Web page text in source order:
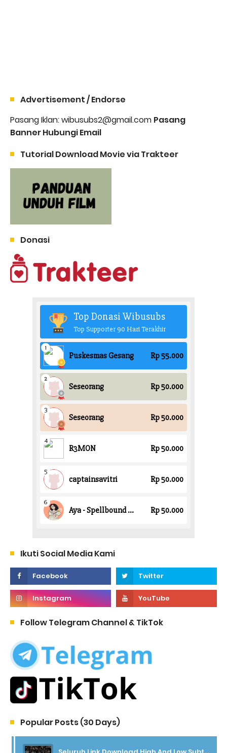
Advertisement / Endorse
Pasang Iklan: wibusubs2@gmail.com Pasang
Banner Hubungi Email
Tutorial Download Movie via Trakteer
Donasi
Ikuti Social Media Kami
Follow Telegram Channel & TikTok
Popular Posts (30 Days)